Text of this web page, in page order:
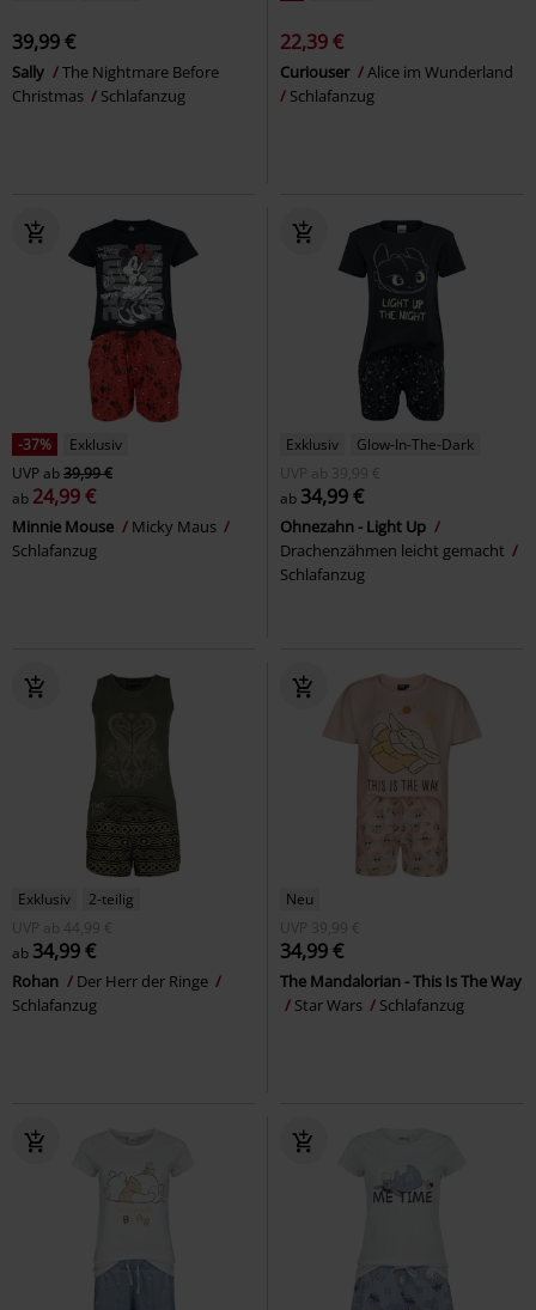
39,99 €
Sally
The Nightmare Before
Christmas
Schlafanzug
22,39 €
Curiouser
Alice im Wunderland
Schlafanzug
-37%
Exklusiv
UVPab39,99 €
ab 24,99 €
Minnie Mouse
Micky Maus
Schlafanzug
Exklusiv
Glow-In-The-Dark
UVP
ab
39,99 €
ab 34,99 €
Ohnezahn - Light Up
Drachenzähmen leicht gemacht
Schlafanzug
Exklusiv
2-teilig
UVP
ab
44,99 €
ab 34,99 €
Rohan
Der Herr der Ringe
Schlafanzug
Neu
UVP
39,99 €
34,99 €
The Mandalorian - This Is The Way
Star Wars
Schlafanzug